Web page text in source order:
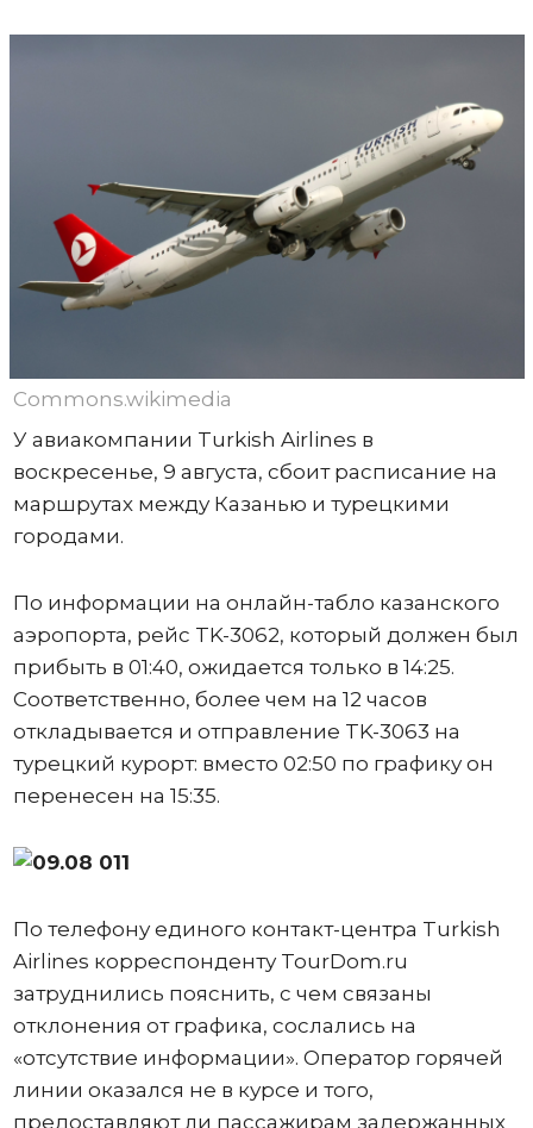
Commons.wikimedia
У авиакомпании Turkish Airlines в
воскресенье, 9 августа, сбоит расписание на
маршрутах между Казанью и турецкими
городами.
По информации на онлайн-табло казанского
аэропорта, рейс TK-3062, который должен был
прибыть в 01:40, ожидается только в 14:25.
Соответственно, более чем на 12 часов
откладывается и отправление TK-3063 на
турецкий курорт: вместо 02:50 по графику он
перенесен на 15:35.
По телефону единого контакт-центра Turkish
Airlines корреспонденту TourDom.ru
затруднились пояснить, с чем связаны
отклонения от графика, сослались на
«отсутствие информации». Оператор горячей
линии оказался не в курсе и того,
предоставляют ли пассажирам задержанных